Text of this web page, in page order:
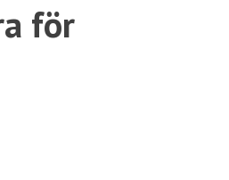
för